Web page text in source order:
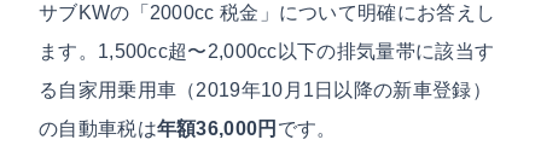
サブKWの「2000cc 税金」について明確にお答えし
ます。1,500cc超〜2,000cc以下の排気量帯に該当す
る自家用乗用車（2019年10月1日以降の新車登録）
の自動車税は年額36,000円 です。